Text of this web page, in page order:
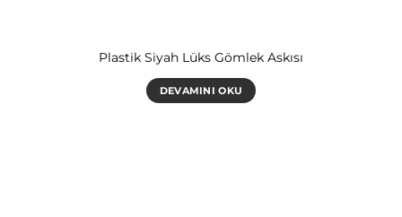
Plastik Siyah Lüks Gömlek Askısı
DEVAMINI OKU